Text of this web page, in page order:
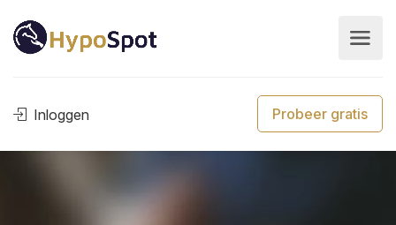
Inloggen Probeer gratis